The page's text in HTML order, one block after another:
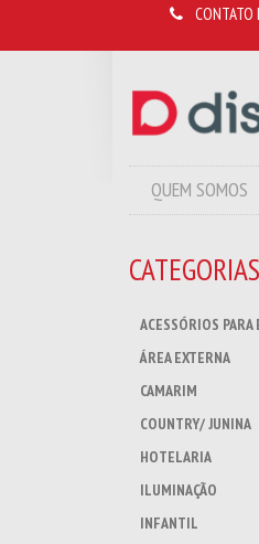
CONTATO
QUEM SOMOS
CATEGORIAS
ACESSÓRIOS PARA
ÁREA EXTERNA
CAMARIM
COUNTRY/ JUNINA
HOTELARIA
ILUMINAÇÃO
INFANTIL